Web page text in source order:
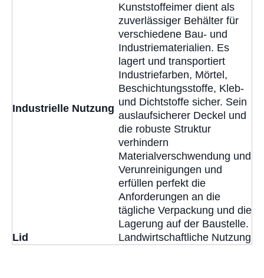
Industrielle Nutzung
Kunststoffeimer dient als
zuverlässiger Behälter für
verschiedene Bau- und
Industriematerialien. Es
lagert und transportiert
Industriefarben, Mörtel,
Beschichtungsstoffe, Kleb-
und Dichtstoffe sicher. Sein
auslaufsicherer Deckel und
die robuste Struktur
verhindern
Materialverschwendung und
Verunreinigungen und
erfüllen perfekt die
Anforderungen an die
tägliche Verpackung und die
Lagerung auf der Baustelle.
Lid
Landwirtschaftliche Nutzung